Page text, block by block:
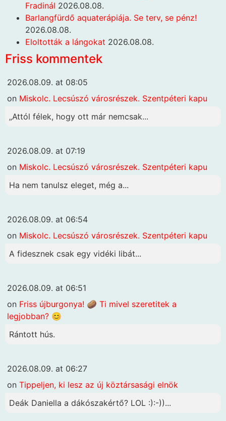
Fradinál 2026.08.08.
Barlangfürdő aquaterápiája. Se terv, se pénz!
2026.08.08.
Eloltották a lángokat 2026.08.08.
Friss kommentek
2026.08.09. at 08:05
on Miskolc. Lecsúszó városrészek. Szentpéteri kapu
„Attól félek, hogy ott már nemcsak...
2026.08.09. at 07:19
on Miskolc. Lecsúszó városrészek. Szentpéteri kapu
Ha nem tanulsz eleget, még a...
2026.08.09. at 06:54
on Miskolc. Lecsúszó városrészek. Szentpéteri kapu
A fidesznek csak egy vidéki libát...
2026.08.09. at 06:51
on Friss újburgonya! 🥔 Ti mivel szeretitek a
legjobban? 😊
Rántott hús.
2026.08.09. at 06:27
on Tippeljen, ki lesz az új köztársasági elnök
Deák Daniella a dákószakértő? LOL :):-))...